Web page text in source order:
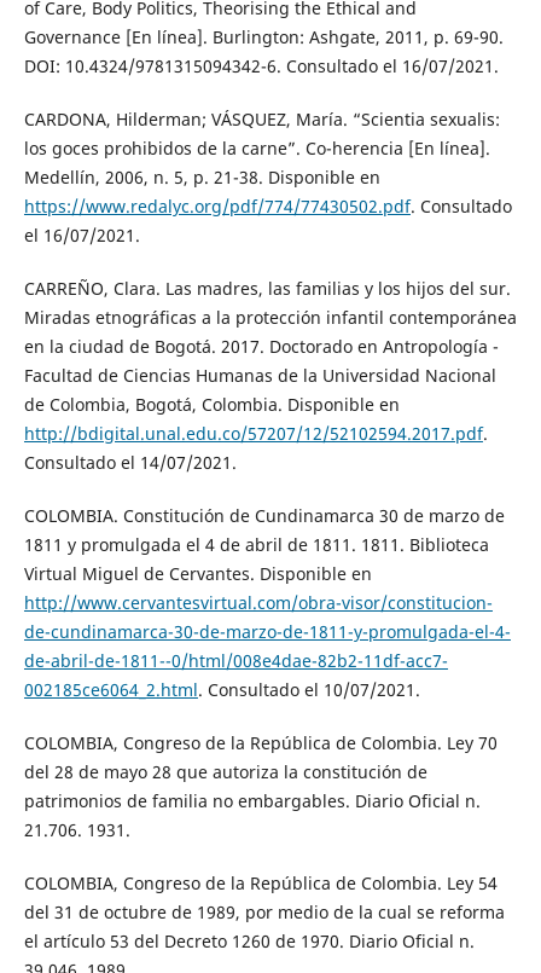
of Care, Body Politics, Theorising the Ethical and
Governance [En línea]. Burlington: Ashgate, 2011, p. 69-90.
DOI: 10.4324/9781315094342-6. Consultado el 16/07/2021.
CARDONA, Hilderman; VÁSQUEZ, María. “Scientia sexualis:
los goces prohibidos de la carne”. Co-herencia [En línea].
Medellín, 2006, n. 5, p. 21-38. Disponible en
https://www.redalyc.org/pdf/774/77430502.pdf. Consultado
el 16/07/2021.
CARREÑO, Clara. Las madres, las familias y los hijos del sur.
Miradas etnográficas a la protección infantil contemporánea
en la ciudad de Bogotá. 2017. Doctorado en Antropología -
Facultad de Ciencias Humanas de la Universidad Nacional
de Colombia, Bogotá, Colombia. Disponible en
http://bdigital.unal.edu.co/57207/12/52102594.2017.pdf.
Consultado el 14/07/2021.
COLOMBIA. Constitución de Cundinamarca 30 de marzo de
1811 y promulgada el 4 de abril de 1811. 1811. Biblioteca
Virtual Miguel de Cervantes. Disponible en
http://www.cervantesvirtual.com/obra-visor/constitucion-
de-cundinamarca-30-de-marzo-de-1811-y-promulgada-el-4-
de-abril-de-1811--0/html/008e4dae-82b2-11df-acc7-
002185ce6064_2.html. Consultado el 10/07/2021.
COLOMBIA, Congreso de la República de Colombia. Ley 70
del 28 de mayo 28 que autoriza la constitución de
patrimonios de familia no embargables. Diario Oficial n.
21.706. 1931.
COLOMBIA, Congreso de la República de Colombia. Ley 54
del 31 de octubre de 1989, por medio de la cual se reforma
el artículo 53 del Decreto 1260 de 1970. Diario Oficial n.